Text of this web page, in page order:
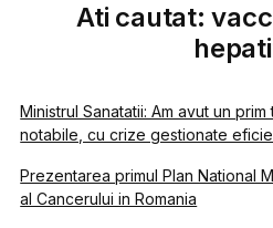
Ati cautat:
Ministrul Sanatatii: Am avut un
notabile, cu crize gestionate
Prezentarea primul Plan National
al Cancerului in Romania